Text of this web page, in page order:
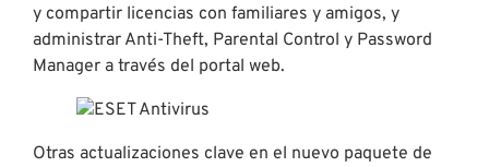
y compartir licencias con familiares y amigos, y
administrar Anti-Theft, Parental Control y Password
Manager a través del portal web.
Otras actualizaciones clave en el nuevo paquete de